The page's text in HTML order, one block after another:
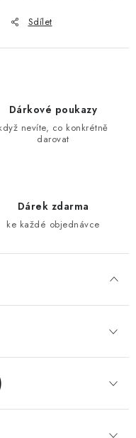
Sdílet
Dárkové poukazy
nevíte, co konkrétně
darovat
Dárek zdarma
ke každé objednávce